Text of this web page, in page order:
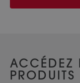
ACCÉDEZ
PRODUITS